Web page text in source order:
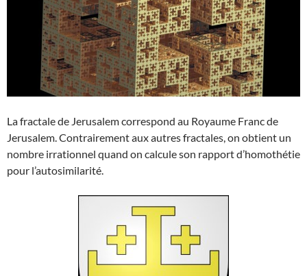
La fractale de Jerusalem correspond au Royaume Franc de
Jerusalem. Contrairement aux autres fractales, on obtient un
nombre irrationnel quand on calcule son rapport d’homothétie
pour l’autosimilarité.